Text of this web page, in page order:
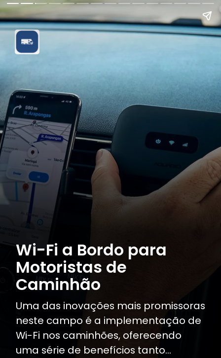
Wi-Fi a Bordo para
Motoristas de
Caminhão
Uma das inovações mais promissoras
neste campo é a implementação de
Wi-Fi nos caminhões, oferecendo
uma série de benefícios tanto...